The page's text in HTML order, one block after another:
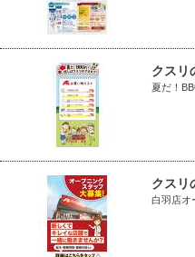
クスリ
夏だ！
クスリ
白羽店オ